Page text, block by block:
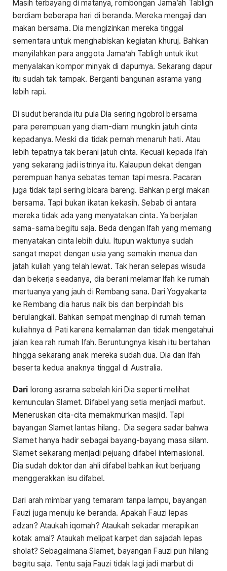
Masih terbayang di matanya, rombongan Jama’ah Tabligh
berdiam beberapa hari di beranda. Mereka mengaji dan
makan bersama. Dia mengizinkan mereka tinggal
sementara untuk menghabiskan kegiatan khuruj. Bahkan
menyilahkan para anggota Jama’ah Tabligh untuk ikut
menyalakan kompor minyak di dapurnya. Sekarang dapur
itu sudah tak tampak. Berganti bangunan asrama yang
lebih rapi.
Di sudut beranda itu pula Dia sering ngobrol bersama
para perempuan yang diam-diam mungkin jatuh cinta
kepadanya. Meski dia tidak pernah menaruh hati. Atau
lebih tepatnya tak berani jatuh cinta. Kecuali kepada Ifah
yang sekarang jadi istrinya itu. Kalaupun dekat dengan
perempuan hanya sebatas teman tapi mesra. Pacaran
juga tidak tapi sering bicara bareng. Bahkan pergi makan
bersama. Tapi bukan ikatan kekasih. Sebab di antara
mereka tidak ada yang menyatakan cinta. Ya berjalan
sama-sama begitu saja. Beda dengan Ifah yang memang
menyatakan cinta lebih dulu. Itupun waktunya sudah
sangat mepet dengan usia yang semakin menua dan
jatah kuliah yang telah lewat. Tak heran selepas wisuda
dan bekerja seadanya, dia berani melamar Ifah ke rumah
mertuanya yang jauh di Rembang sana. Dari Yogyakarta
ke Rembang dia harus naik bis dan berpindah bis
berulangkali. Bahkan sempat menginap di rumah teman
kuliahnya di Pati karena kemalaman dan tidak mengetahui
jalan kea rah rumah Ifah. Beruntungnya kisah itu bertahan
hingga sekarang anak mereka sudah dua. Dia dan Ifah
beserta kedua anaknya tinggal di Australia.
Dari lorong asrama sebelah kiri Dia seperti melihat
kemunculan Slamet. Difabel yang setia menjadi marbut.
Meneruskan cita-cita memakmurkan masjid. Tapi
bayangan Slamet lantas hilang. Dia segera sadar bahwa
Slamet hanya hadir sebagai bayang-bayang masa silam.
Slamet sekarang menjadi pejuang difabel internasional.
Dia sudah doktor dan ahli difabel bahkan ikut berjuang
menggerakkan isu difabel.
Dari arah mimbar yang temaram tanpa lampu, bayangan
Fauzi juga menuju ke beranda. Apakah Fauzi lepas
adzan? Ataukah iqomah? Ataukah sekadar merapikan
kotak amal? Ataukah melipat karpet dan sajadah lepas
sholat? Sebagaimana Slamet, bayangan Fauzi pun hilang
begitu saja. Tentu saja Fauzi tidak lagi jadi marbut di